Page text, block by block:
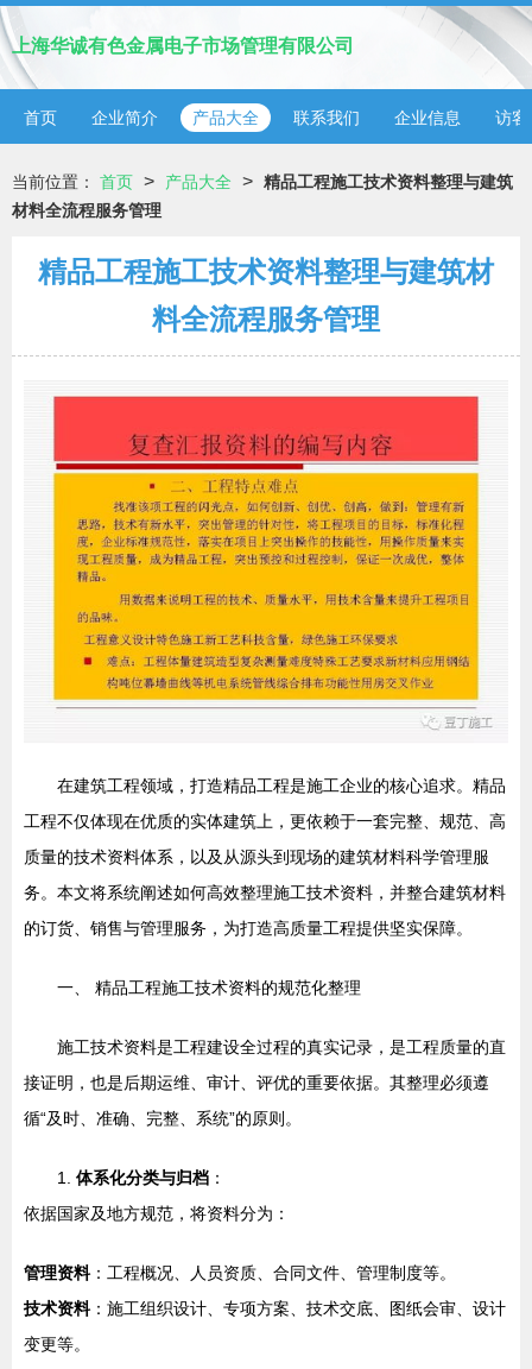
上海华诚有色金属电子市场管理有限公司
首页 企业简介 产品大全 联系我们 企业信息 访客
当前位置： 首页 > 产品大全 > 精品工程施工技术资料整理与建筑
材料全流程服务管理
精品工程施工技术资料整理与建筑材
料全流程服务管理
在建筑工程领域，打造精品工程是施工企业的核心追求。精品
工程不仅体现在优质的实体建筑上，更依赖于一套完整、规范、高
质量的技术资料体系，以及从源头到现场的建筑材料科学管理服
务。本文将系统阐述如何高效整理施工技术资料，并整合建筑材料
的订货、销售与管理服务，为打造高质量工程提供坚实保障。
一、 精品工程施工技术资料的规范化整理
施工技术资料是工程建设全过程的真实记录，是工程质量的直
接证明，也是后期运维、审计、评优的重要依据。其整理必须遵
循“及时、准确、完整、系统”的原则。
1. 体系化分类与归档 ：
依据国家及地方规范，将资料分为：
管理资料：工程概况、人员资质、合同文件、管理制度等。
技术资料：施工组织设计、专项方案、技术交底、图纸会审、设计
变更等。